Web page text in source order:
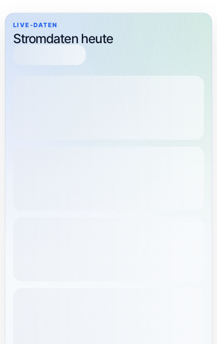
LIVE-DATEN
Stromdaten heute